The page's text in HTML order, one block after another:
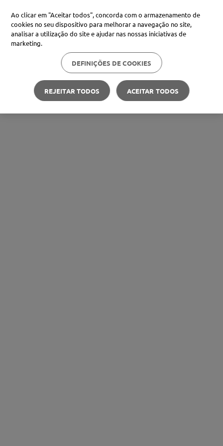
Ao clicar em "Aceitar todos", concorda com o armazenamento de
cookies no seu dispositivo para melhorar a navegação no site,
analisar a utilização do site e ajudar nas nossas iniciativas de
marketing.
DEFINIÇÕES DE COOKIES
REJEITAR TODOS ACEITAR TODOS